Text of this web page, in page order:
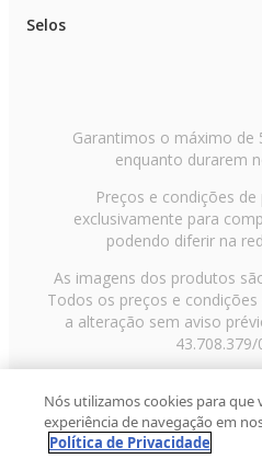
Selos
Garantimos o máximo
enquanto durarem
Preços e condições
exclusivamente para
podendo diferir na
As imagens dos produtos
Todos os preços e
a alteração sem aviso
Paulo/SP, CEP 02029-001,
2013 Fast Shop - Todos
Nós utilizamos cookies para
experiência de navegação em
Política de Privacidade